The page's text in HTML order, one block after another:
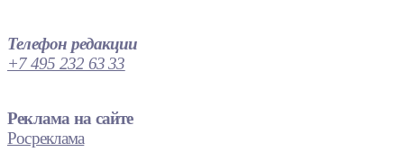
Телефон редакции
+7 495 232 63 33
Реклама на сайте
Росреклама